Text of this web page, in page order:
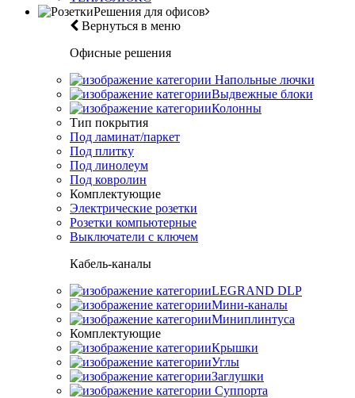
Решения для офисов
Вернуться в меню
Офисные решения
Напольные лючки
Выдвежные блоки
Колонны
Тип покрытия
Под ламинат/паркет
Под плитку
Под линолеум
Под ковролин
Комплектующие
Электрические розетки
Розетки компьютерные
Выключатели с ключем
Кабель-каналы
LEGRAND DLP
Мини-каналы
Миниплинтуса
Комплектующие
Крышки
Углы
Заглушки
Суппорта